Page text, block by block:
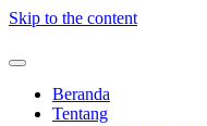
Skip to the content
Beranda
Tentang